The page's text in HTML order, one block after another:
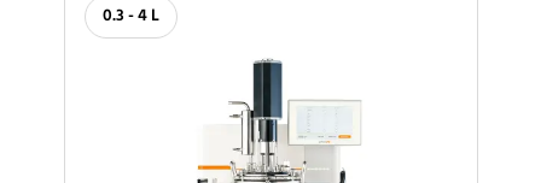
0.3 - 4 L